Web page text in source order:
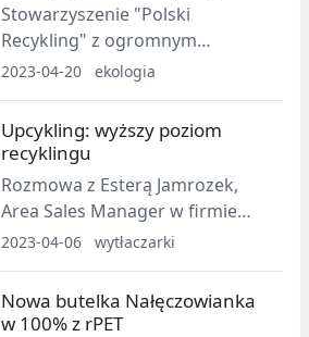
Stowarzyszenie "Polski
Recykling" z ogromnym
zaniepokojeniem przyjmuje
prolongaty wprowadzenia
rozporządzenia Komisji
Europejskiej w sprawie
opakowań i odpadów
opakowaniowych.
2023-04-20 ekologia
Upcykling: wyższy poziom
recyklingu
Rozmowa z Esterą Jamrozek,
Area Sales Manager w firmie
MAS Austria
2023-04-06 wytłaczarki
Nowa butelka Nałęczowianka
w 100% z rPET